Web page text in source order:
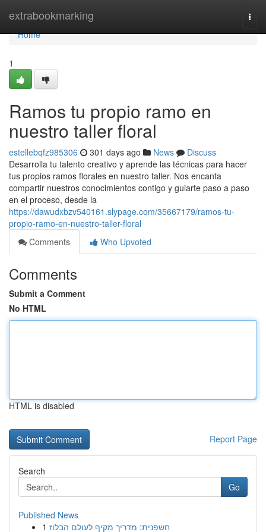
extrabookmarking
Home
Home
1
Ramos tu propio ramo en
nuestro taller floral
estellebqfz985306 301 days ago News
Discuss
Desarrolla tu talento creativo y aprende las técnicas para hacer
tus propios ramos florales en nuestro taller. Nos encanta
compartir nuestros conocimientos contigo y guiarte paso a paso
en el proceso, desde la
https://dawudxbzv540161.slypage.com/35667179/ramos-tu-
propio-ramo-en-nuestro-taller-floral
Comments
Who Upvoted
Comments
Submit a Comment
No HTML
HTML is disabled
Report Page
Search
Go
Published News
1 חשפנית: מדריך מקיף לעולם הבלוז